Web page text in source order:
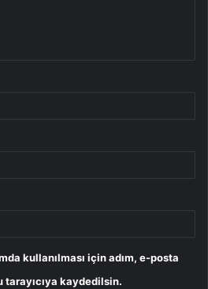
kullanılması için adım, e-posta
tarayıcıya kaydedilsin.